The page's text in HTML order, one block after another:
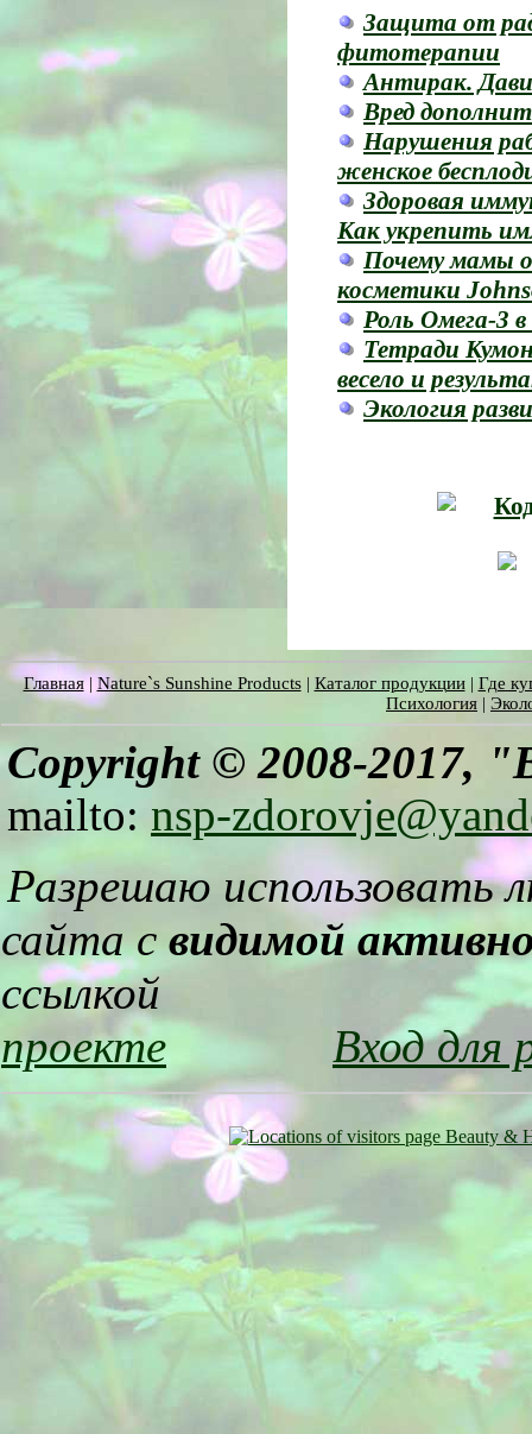
Защита от
фитотерапии
Антирак.
Вред
Нарушения
женское
Здоровая
Как укрепить
Почему мамы
косметики
Роль Омега-3
Тетради
весело и
Экология
Главная | Nature`s Sunshine Products| Каталог продукции| Где
Психология |
Copyright © 2008-2017,
mailto: nsp-
Разрешаю использовать
сайта с видимой
ссылкой
проекте
Вход для